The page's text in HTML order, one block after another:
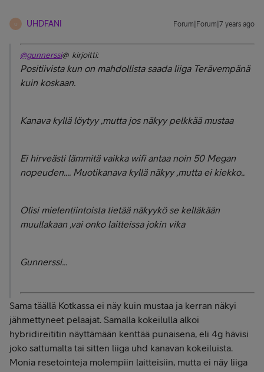
U UHDFANI Forum|Forum|7 years ago
@gunnerssi@ kirjoitti:
Positiivista kun on mahdollista saada liiga Terävempänä
kuin koskaan.
Kanava kyllä löytyy ,mutta jos näkyy pelkkää mustaa
Ei hirveästi lämmitä vaikka wifi antaa noin 50 Megan
nopeuden.... Muotikanava kyllä näkyy ,mutta ei kiekko..
Olisi mielentiintoista tietää näkyykö se kelläkään
muullakaan ,vai onko laitteissa jokin vika
Gunnerssi...
Sama täällä Kotkassa ei näy kuin mustaa ja kerran näkyi
jähmettyneet pelaajat. Samalla kokeilulla alkoi
hybridireititin näyttämään kenttää punaisena, eli 4g hävisi
joko sattumalta tai sitten liiga uhd kanavan kokeiluista.
Monia resetointeja molempiin laitteisiin, mutta ei näy liiga